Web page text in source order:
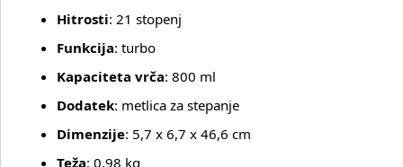
Hitrosti: 21 stopenj
Funkcija: turbo
Kapaciteta vrča: 800 ml
Dodatek: metlica za stepanje
Dimenzije: 5,7 x 6,7 x 46,6 cm
Teža: 0,98 kg